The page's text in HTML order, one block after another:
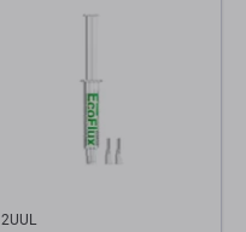
2UUL